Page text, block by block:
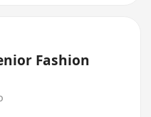
Fashion